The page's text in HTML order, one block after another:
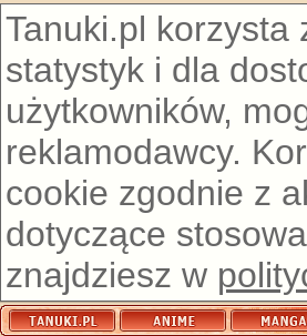
Tanuki.pl korzysta
statystyk i dla
użytkowników,
reklamodawcy.
cookie zgodnie z
dotyczące
znajdziesz w